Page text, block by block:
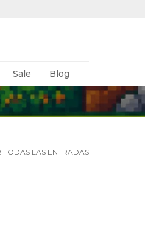
Sale Blog
TODAS LAS ENTRADAS